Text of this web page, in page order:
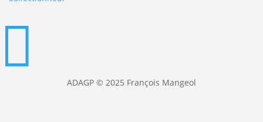

ADAGP © 2025 François Mangeol